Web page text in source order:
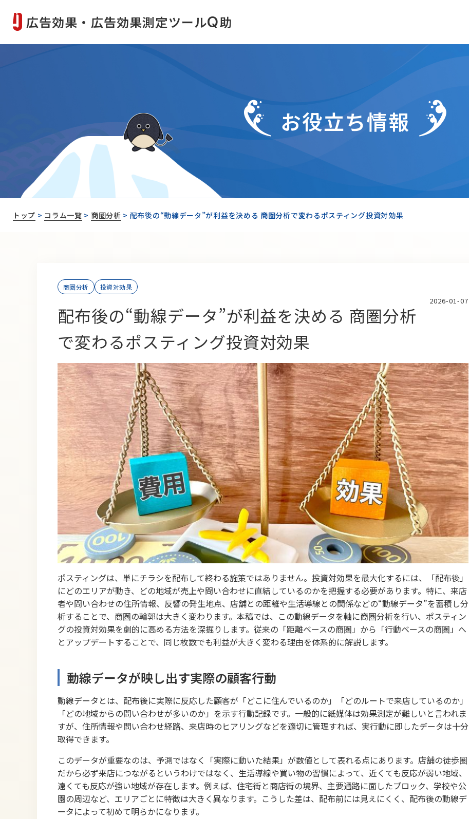
広告効果・広告効果測定ツールQ助
お役立ち情報
トップ > コラム一覧 > 商圏分析 > 配布後の“動線データ”が利益を決める 商圏分析で変わるポスティング投資対効果
商圏分析 投資対効果
2026-01-07
配布後の“動線データ”が利益を決める 商圏分析
で変わるポスティング投資対効果
ポスティングは、単にチラシを配布して終わる施策ではありません。投資対効果を最大化するには、「配布後」
にどのエリアが動き、どの地域が売上や問い合わせに直結しているのかを把握する必要があります。特に、来店
者や問い合わせの住所情報、反響の発生地点、店舗との距離や生活導線との関係などの“動線データ”を蓄積し分
析することで、商圏の輪郭は大きく変わります。本稿では、この動線データを軸に商圏分析を行い、ポスティン
グの投資対効果を劇的に高める方法を深掘りします。従来の「距離ベースの商圏」から「行動ベースの商圏」へ
とアップデートすることで、同じ枚数でも利益が大きく変わる理由を体系的に解説します。
動線データが映し出す実際の顧客行動
動線データとは、配布後に実際に反応した顧客が「どこに住んでいるのか」「どのルートで来店しているのか」
「どの地域からの問い合わせが多いのか」を示す行動記録です。一般的に紙媒体は効果測定が難しいと言われま
すが、住所情報や問い合わせ経路、来店時のヒアリングなどを適切に管理すれば、実行動に即したデータは十分
取得できます。
このデータが重要なのは、予測ではなく「実際に動いた結果」が数値として表れる点にあります。店舗の徒歩圏
だから必ず来店につながるというわけではなく、生活導線や買い物の習慣によって、近くても反応が弱い地域、
遠くても反応が強い地域が存在します。例えば、住宅街と商店街の境界、主要通路に面したブロック、学校や公
園の周辺など、エリアごとに特徴は大きく異なります。こうした差は、配布前には見えにくく、配布後の動線デ
ータによって初めて明らかになります。